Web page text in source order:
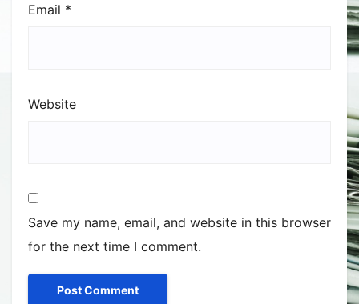
Email *
Website
Save my name, email, and website in this browser
for the next time I comment.